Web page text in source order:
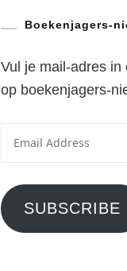
Boekenjagers-
Vul je mail-adres in
op boekenjagers-
SUBSCRIBE